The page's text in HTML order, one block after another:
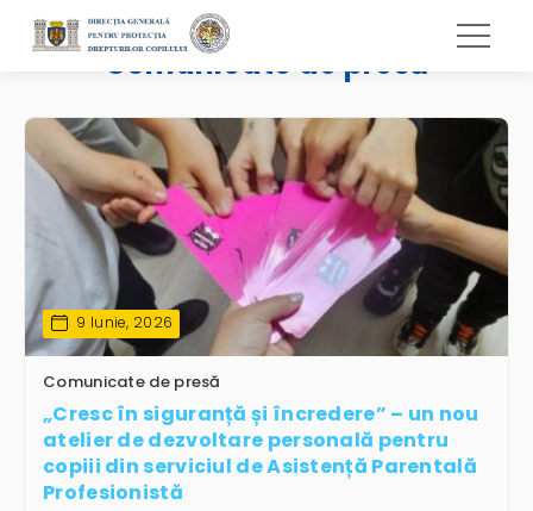
Comunicate de presă
9 Iunie, 2026
Comunicate de presă
„Cresc în siguranță și încredere” – un nou
atelier de dezvoltare personală pentru
copiii din serviciul de Asistență Parentală
Profesionistă